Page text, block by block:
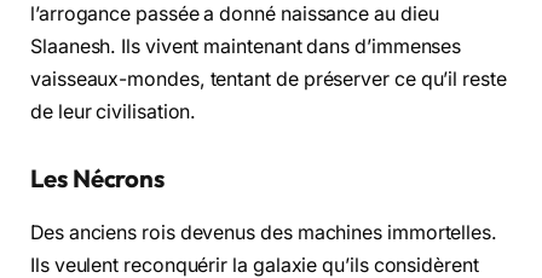
l’arrogance passée a donné naissance au dieu
Slaanesh. Ils vivent maintenant dans d’immenses
vaisseaux-mondes, tentant de préserver ce qu’il reste
de leur civilisation.
Les Nécrons
Des anciens rois devenus des machines immortelles.
Ils veulent reconquérir la galaxie qu’ils considèrent